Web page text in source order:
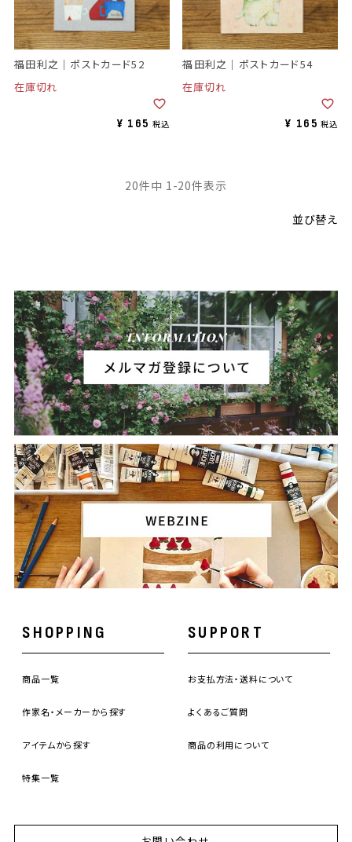
福田利之｜ポストカード52
在庫切れ
¥ 165 税込
福田利之｜ポストカード54
在庫切れ
¥ 165 税込
並び替え
20件中 1 -20件表示
SHOPPING
商品一覧
作家名・メーカーから探す
アイテムから探す
特集一覧
SUPPORT
お支払方法・送料について
よくあるご質問
商品の利用について